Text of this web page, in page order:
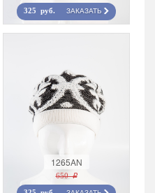
325 руб. ЗАКАЗАТЬ
1265AN
650 r